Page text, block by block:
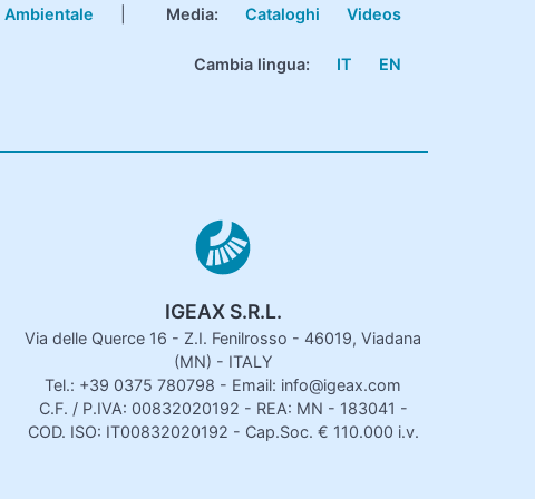
Media: Cataloghi Videos
Cambia lingua: IT EN
IGEAX S.R.L.
Via delle Querce 16 - Z.I. Fenilrosso - 46019, Viadana
(MN) - ITALY
Tel.: +39 0375 780798 - Email: info@igeax.com
C.F. / P.IVA: 00832020192 - REA: MN - 183041 -
COD. ISO: IT00832020192 - Cap.Soc. € 110.000 i.v.